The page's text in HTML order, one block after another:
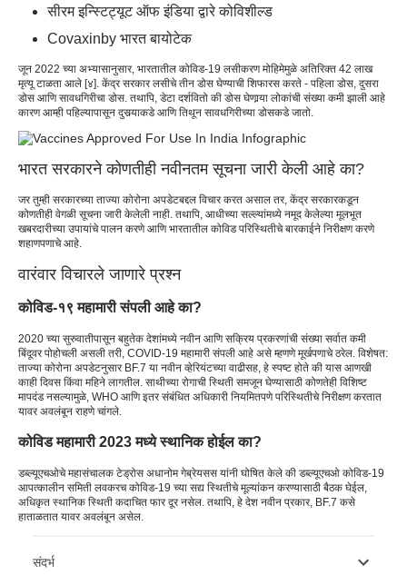
सीरम इन्स्टिट्यूट ऑफ इंडिया द्वारे कोविशील्ड
Covaxinby भारत बायोटेक
जून 2022 च्या अभ्यासानुसार, भारतातील कोविड-19 लसीकरण मोहिमेमुळे अतिरिक्त 42 लाख
मृत्यू टाळता आले [४]. केंद्र सरकार लसीचे तीन डोस घेण्याची शिफारस करते - पहिला डोस, दुसरा
डोस आणि सावधगिरीचा डोस. तथापि, डेटा दर्शवितो की डोस घेणार्‍या लोकांची संख्या कमी झाली आहे
कारण आम्ही पहिल्यापासून दुसर्‍याकडे आणि तिथून सावधगिरीच्या डोसकडे जातो.
भारत सरकारने कोणतीही नवीनतम सूचना जारी केली आहे का?
जर तुम्ही सरकारच्या ताज्या कोरोना अपडेटबद्दल विचार करत असाल तर, केंद्र सरकारकडून
कोणतीही वेगळी सूचना जारी केलेली नाही. तथापि, आधीच्या सल्ल्यांमध्ये नमूद केलेल्या मूलभूत
खबरदारीच्या उपायांचे पालन करणे आणि भारतातील कोविड परिस्थितीचे बारकाईने निरीक्षण करणे
शहाणपणाचे आहे.
वारंवार विचारले जाणारे प्रश्न
कोविड-१९ महामारी संपली आहे का?
2020 च्या सुरुवातीपासून बहुतेक देशांमध्ये नवीन आणि सक्रिय प्रकरणांची संख्या सर्वात कमी
बिंदूवर पोहोचली असली तरी, COVID-19 महामारी संपली आहे असे म्हणणे मूर्खपणाचे ठरेल. विशेषत:
ताज्या कोरोना अपडेटनुसार BF.7 या नवीन व्हेरियंटच्या वाढीसह, हे स्पष्ट होते की यास आणखी
काही दिवस किंवा महिने लागतील. साथीच्या रोगाची स्थिती समजून घेण्यासाठी कोणतेही विशिष्ट
मापदंड नसल्यामुळे, WHO आणि इतर संबंधित अधिकारी नियमितपणे परिस्थितीचे निरीक्षण करतात
यावर अवलंबून राहणे चांगले.
कोविड महामारी 2023 मध्ये स्थानिक होईल का?
डब्ल्यूएचओचे महासंचालक टेड्रोस अधानोम गेब्रेयसस यांनी घोषित केले की डब्ल्यूएचओ कोविड-19
आपत्कालीन समिती लवकरच कोविड-19 च्या सद्य स्थितीचे मूल्यांकन करण्यासाठी बैठक घेईल,
अधिकृत स्थानिक स्थिती कदाचित फार दूर नसेल. तथापि, हे देश नवीन प्रकार, BF.7 कसे
हाताळतात यावर अवलंबून असेल.
संदर्भ